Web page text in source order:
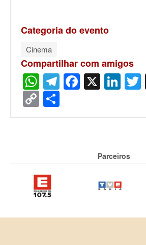
Categoria do evento
Cinema
Compartilhar com amigos
WhatsApp
Telegram
X
Copy
Link
Parceiros